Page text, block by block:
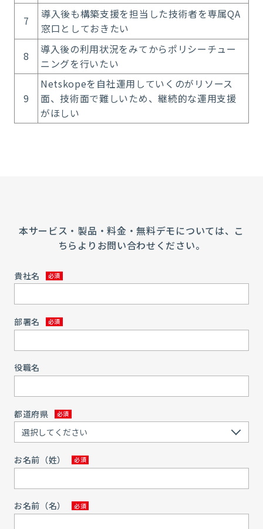
7
導入後も構築支援を担当した技術者を専属QA
窓口としておきたい
8
導入後の利用状況をみてからポリシーチュー
ニングを行いたい
9
Netskopeを自社運用していくのがリソース
面、技術面で難しいため、継続的な運用支援
がほしい
本サービス・製品・料金・無料デモについては、こ
ちらよりお問い合わせください。
貴社名
部署名
役職名
都道府県
お名前（姓）
お名前（名）